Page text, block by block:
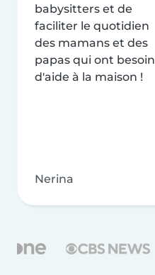
babysitters et de
faciliter le quotidien
des mamans et des
papas qui ont besoin
d'aide à la maison !
Nerina